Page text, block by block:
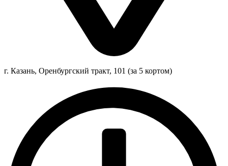
г. Казань, Оренбургский тракт, 101 (за 5 кортом)